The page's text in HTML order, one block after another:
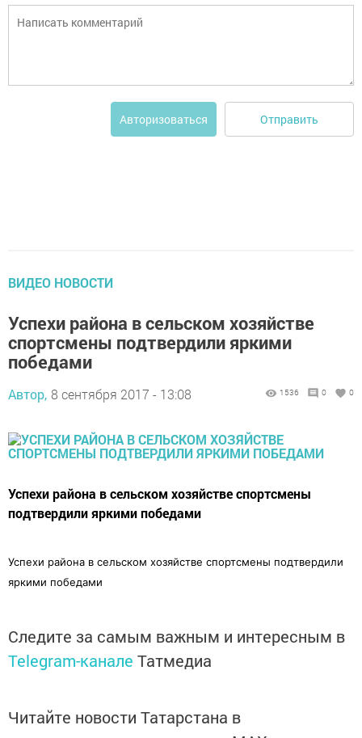
Авторизоваться Отправить
ВИДЕО НОВОСТИ
Успехи района в сельском хозяйстве
спортсмены подтвердили яркими
победами
Автор, 8 сентября 2017 - 13:08 1536 0 0
Успехи района в сельском хозяйстве спортсмены
подтвердили яркими победами
Успехи района в сельском хозяйстве спортсмены подтвердили
яркими победами
Следите за самым важным и интересным в
Telegram-канале Татмедиа
Читайте новости Татарстана в